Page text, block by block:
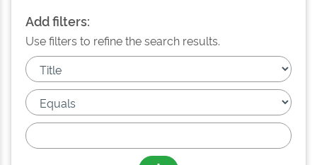
Add filters:
Use filters to refine the search results.